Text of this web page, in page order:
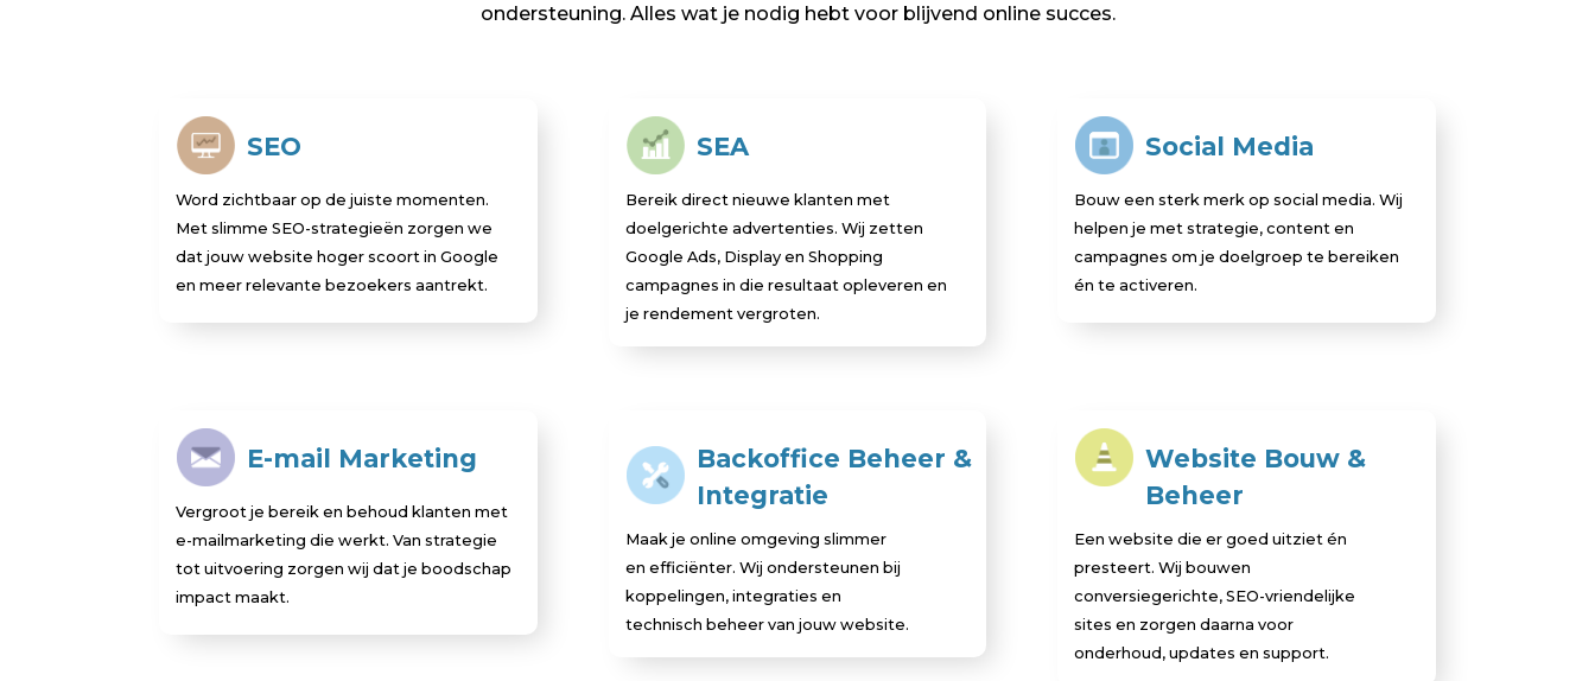
ondersteuning. Alles wat je nodig hebt voor blijvend online succes.
SEO
Word zichtbaar op de juiste momenten.
Met slimme SEO-strategieën zorgen we
dat jouw website hoger scoort in Google
en meer relevante bezoekers aantrekt.
SEA
Bereik direct nieuwe klanten met
doelgerichte advertenties. Wij zetten
Google Ads, Display en Shopping
campagnes in die resultaat opleveren en
je rendement vergroten.
Social Media
Bouw een sterk merk op social media. Wij
helpen je met strategie, content en
campagnes om je doelgroep te bereiken
én te activeren.
E-mail Marketing
Vergroot je bereik en behoud klanten met
e-mailmarketing die werkt. Van strategie
tot uitvoering zorgen wij dat je boodschap
impact maakt.
Backoffice Beheer &
Integratie
Maak je online omgeving slimmer
en efficiënter. Wij ondersteunen bij
koppelingen, integraties en
technisch beheer van jouw website.
Website Bouw &
Beheer
Een website die er goed uitziet én
presteert. Wij bouwen
conversiegerichte, SEO-vriendelijke
sites en zorgen daarna voor
onderhoud, updates en support.